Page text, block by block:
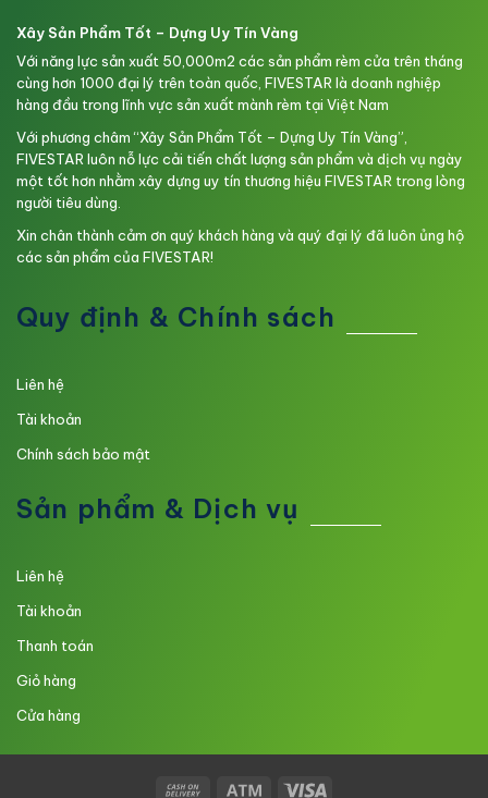
Xây Sản Phẩm Tốt – Dựng Uy Tín Vàng
Với năng lực sản xuất 50,000m2 các sản phẩm rèm cửa trên tháng
cùng hơn 1000 đại lý trên toàn quốc, FIVESTAR là doanh nghiệp
hàng đầu trong lĩnh vực sản xuất mành rèm tại Việt Nam
Với phương châm “Xây Sản Phẩm Tốt – Dựng Uy Tín Vàng”,
FIVESTAR luôn nỗ lực cải tiến chất lượng sản phẩm và dịch vụ ngày
một tốt hơn nhằm xây dựng uy tín thương hiệu FIVESTAR trong lòng
người tiêu dùng.
Xin chân thành cảm ơn quý khách hàng và quý đại lý đã luôn ủng hộ
các sản phẩm của FIVESTAR!
Quy định & Chính sách
Liên hệ
Tài khoản
Chính sách bảo mật
Sản phẩm & Dịch vụ
Liên hệ
Tài khoản
Thanh toán
Giỏ hàng
Cửa hàng